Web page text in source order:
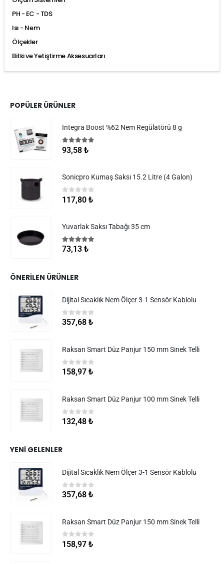
PH - EC - TDS
Isı - Nem
Ölçekler
Bitki ve Yetiştirme Aksesuarları
POPÜLER ÜRÜNLER
Integra Boost %62 Nem Regülatörü 8 g
5.005 üzerinden
93,58 ₺
Sonicpro Kumaş Saksı 15.2 Litre (4 Galon)
0 5 üzerinden
117,80 ₺
Yuvarlak Saksı Tabağı 35 cm
5.005 üzerinden
73,13 ₺
ÖNERILEN ÜRÜNLER
Dijital Sıcaklık Nem Ölçer 3-1 Sensör Kablolu
05 üzerinden
357,68 ₺
Raksan Smart Düz Panjur 150 mm Sinek Telli
0 5 üzerinden
158,97 ₺
Raksan Smart Düz Panjur 100 mm Sinek Telli
05 üzerinden
132,48 ₺
YENI GELENLER
Dijital Sıcaklık Nem Ölçer 3-1 Sensör Kablolu
05 üzerinden
357,68 ₺
Raksan Smart Düz Panjur 150 mm Sinek Telli
0 5 üzerinden
158,97 ₺